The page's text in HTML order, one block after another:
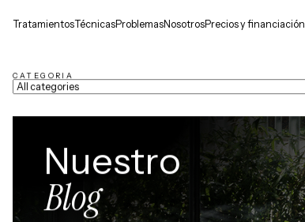
TratamientosTécnicasProblemasNosotrosPrecios y financiación
CATEGORIA
Nuestro
Blog